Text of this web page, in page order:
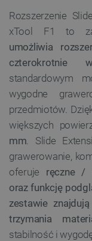
Rozszerzenie
xTool F1 to
umożliwia
czterokrotnie
standardowym
wygodne
przedmiotów.
większych
mm . Slide
grawerowanie,
oferuje ręczne /
oraz funkcję
zestawie
trzymania
stabilność i
__cf_bm